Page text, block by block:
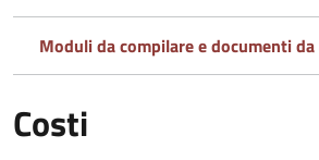
Moduli da compilare e documenti
Costi